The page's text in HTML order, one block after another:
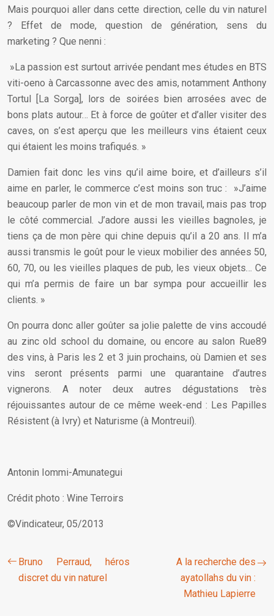
Mais pourquoi aller dans cette direction, celle du vin naturel
? Effet de mode, question de génération, sens du
marketing ? Que nenni :
»La passion est surtout arrivée pendant mes études en BTS
viti-oeno à Carcassonne avec des amis, notamment Anthony
Tortul [La Sorga], lors de soirées bien arrosées avec de
bons plats autour… Et à force de goûter et d’aller visiter des
caves, on s’est aperçu que les meilleurs vins étaient ceux
qui étaient les moins trafiqués. »
Damien fait donc les vins qu’il aime boire, et d’ailleurs s’il
aime en parler, le commerce c’est moins son truc : »J’aime
beaucoup parler de mon vin et de mon travail, mais pas trop
le côté commercial. J’adore aussi les vieilles bagnoles, je
tiens ça de mon père qui chine depuis qu’il a 20 ans. Il m’a
aussi transmis le goût pour le vieux mobilier des années 50,
60, 70, ou les vieilles plaques de pub, les vieux objets… Ce
qui m’a permis de faire un bar sympa pour accueillir les
clients. »
On pourra donc aller goûter sa jolie palette de vins accoudé
au zinc old school du domaine, ou encore au salon Rue89
des vins, à Paris les 2 et 3 juin prochains, où Damien et ses
vins seront présents parmi une quarantaine d’autres
vignerons. A noter deux autres dégustations très
réjouissantes autour de ce même week-end : Les Papilles
Résistent (à Ivry) et Naturisme (à Montreuil).
Antonin Iommi-Amunategui
Crédit photo : Wine Terroirs
©Vindicateur, 05/2013
Bruno Perraud, héros
discret du vin naturel
A la recherche des
ayatollahs du vin :
Mathieu Lapierre